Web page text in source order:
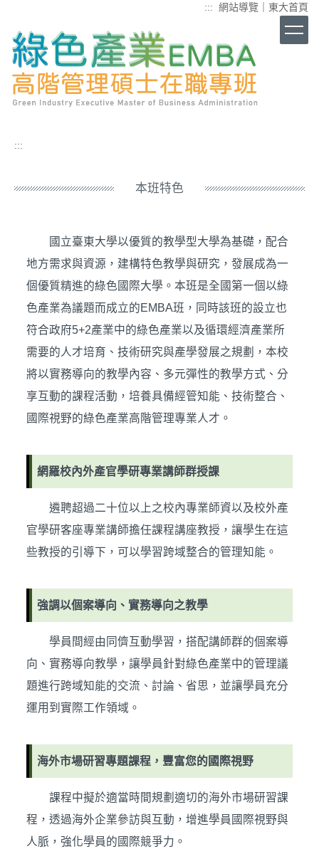
主
要
容
區
::: 網站導覽 東大首頁
:::
本班特色
國立臺東大學以優質的教學型大學為基礎，配合
地方需求與資源，建構特色教學與研究，發展成為一
個優質精進的綠色國際大學。本班是全國第一個以綠
色產業為議題而成立的EMBA班，同時該班的設立也
符合政府5+2產業中的綠色產業以及循環經濟產業所
需要的人才培育、技術研究與產學發展之規劃，本校
將以實務導向的教學內容、多元彈性的教學方式、分
享互動的課程活動，培養具備經管知能、技術整合、
國際視野的綠色產業高階管理專業人才。
網羅校內外產官學研專業講師群授課
遴聘超過二十位以上之校內專業師資以及校外產
官學研客座專業講師擔任課程講座教授，讓學生在這
些教授的引導下，可以學習跨域整合的管理知能。
強調以個案導向、實務導向之教學
學員間經由同儕互動學習，搭配講師群的個案導
向、實務導向教學，讓學員針對綠色產業中的管理議
題進行跨域知能的交流、討論、省思，並讓學員充分
運用到實際工作領域。
海外市場研習專題課程，豐富您的國際視野
課程中擬於適當時間規劃適切的海外市場研習課
程，透過海外企業參訪與互動，增進學員國際視野與
人脈，強化學員的國際競爭力。